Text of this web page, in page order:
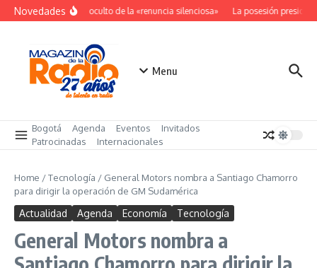
Saltar al contenido
NovedadesEl costo oculto de la «renuncia silenciosa» La posesión
Menu
Bogotá Agenda Eventos
Invitados
Patrocinadas
Internacionales
Home /Tecnología / General Motors nombra a Santiago Chamorro
para dirigir la operación de GM Sudamérica
Actualidad Agenda Economía Tecnología
General Motors nombra a